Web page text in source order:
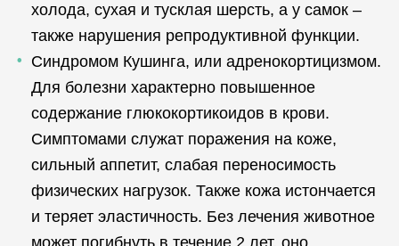
холода, сухая и тусклая шерсть, а у самок –
также нарушения репродуктивной функции.
Синдромом Кушинга, или адренокортицизмом.
Для болезни характерно повышенное
содержание глюкокортикоидов в крови.
Симптомами служат поражения на коже,
сильный аппетит, слабая переносимость
физических нагрузок. Также кожа истончается
и теряет эластичность. Без лечения животное
может погибнуть в течение 2 лет, оно